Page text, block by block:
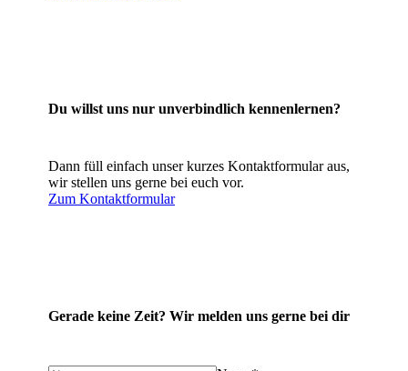
Du willst uns nur unverbindlich kennenlernen?
Dann füll einfach unser kurzes Kontaktformular aus,
wir stellen uns gerne bei euch vor.
Zum Kontaktformular
Gerade keine Zeit? Wir melden uns gerne bei dir